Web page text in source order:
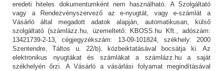
eredeti hiteles dokumentumként nem használható. A Szolgáltató
vagy a Rendezvényszervező az e-nyugtát, vagy e-számlát a
Vásárló által megadott adatok alapján, automatikusan, külső
szolgáltató (számlázz.hu, üzemeltető: KBOSS.hu Kft., adószám:
13421739-2-13, cégjegyzékszám: 13-09-101824, székhely: 2000
Szentendre, Táltos u. 22/b). közbeiktatásával bocsátja ki. Az
elektronikus nyugtákat és számlákat a számlázz.hu a saját
székhelyén őrzi. A Vásárló a vásárlási folyamat megindításával